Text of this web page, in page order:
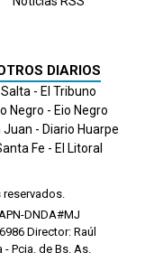
DIARIOS
Salta - El Tribuno
Negro - Eio Negro
Juan - Diario Huarpe
Fe - El Litoral
DNDA#MJ
6986 Director: Raúl
Pcia. de Bs. As.